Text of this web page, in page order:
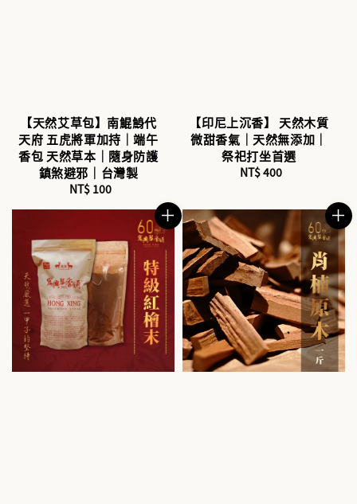
【天然艾草包】南鯤鯓代
天府 五虎將軍加持｜端午
香包 天然草本｜隨身防護
鎮煞避邪｜台灣製
Regular
NT$ 100
【印尼上沉香】 天然木質
微甜香氣｜天然無添加｜
祭祀打坐首選
Regular
NT$ 400